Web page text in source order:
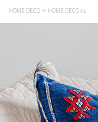
HOME DECO HOME DECO 01